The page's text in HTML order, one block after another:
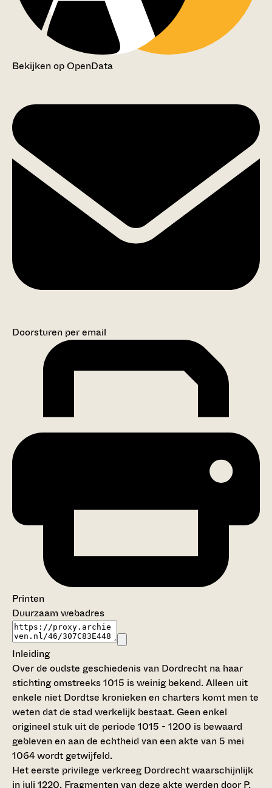
Bekijken op OpenData
Doorsturen per email
Printen
Duurzaam webadres
Inleiding
Over de oudste geschiedenis van Dordrecht na haar
stichting omstreeks 1015 is weinig bekend. Alleen uit
enkele niet Dordtse kronieken en charters komt men te
weten dat de stad werkelijk bestaat. Geen enkel
origineel stuk uit de periode 1015 - 1200 is bewaard
gebleven en aan de echtheid van een akte van 5 mei
1064 wordt getwijfeld.
Het eerste privilege verkreeg Dordrecht waarschijnlijk
in juli 1220. Fragmenten van deze akte werden door P.